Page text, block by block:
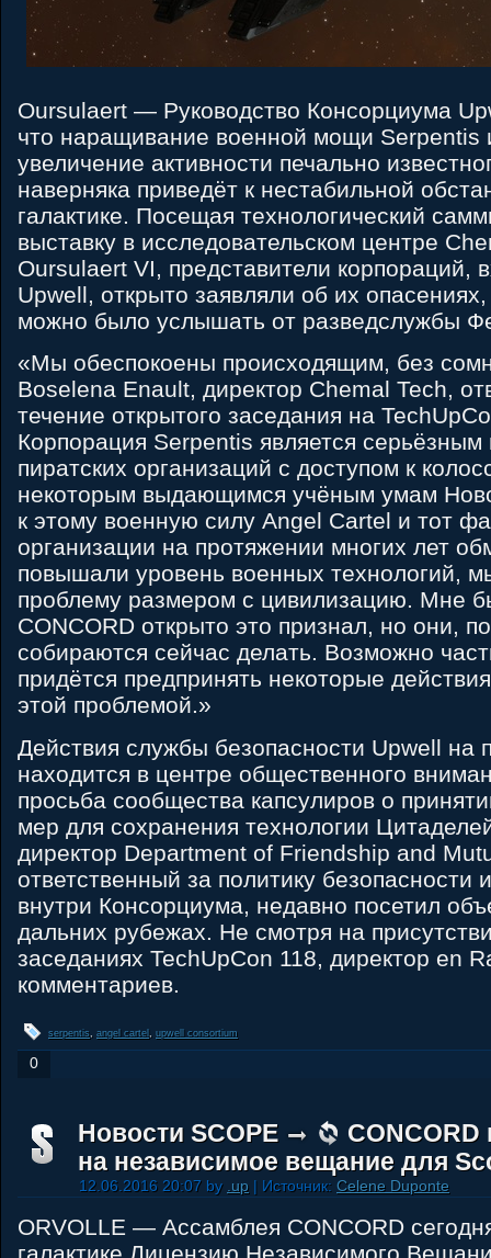
Oursulaert — Руководство Консорциума
что наращивание военной мощи Serpentis
увеличение активности печально
наверняка приведёт к нестабильной
галактике. Посещая технологический
выставку в исследовательском центре
Oursulaert VI, представители корпораций,
Upwell, открыто заявляли об их
можно было услышать от разведслужбы
«Мы обеспокоены происходящим, без
Boselena Enault, директор Chemal Tech,
течение открытого заседания на
Корпорация Serpentis является серьёзным
пиратских организаций с доступом к
некоторым выдающимся учёным умам
к этому военную силу Angel Cartel и тот
организации на протяжении многих лет
повышали уровень военных технологий,
проблему размером с цивилизацию. Мне
CONCORD открыто это признал, но они,
собираются сейчас делать. Возможно
придётся предпринять некоторые
этой проблемой.»
Действия службы безопасности Upwell на
находится в центре общественного
просьба сообщества капсулиров о
мер для сохранения технологии
директор Department of Friendship and
ответственный за политику
внутри Консорциума, недавно посетил
дальних рубежах. Не смотря на
заседаниях TechUpCon 118, директор en
комментариев.
serpentis, angel cartel , upwell consortium
0
Новости SCOPE
на независимое вещание для
12.06.2016 20:07 by .up | Источник: Celene Duponte
ORVOLLE — Ассамблея CONCORD